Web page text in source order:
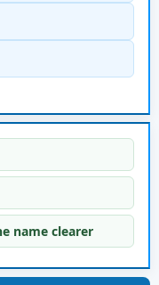
name clearer